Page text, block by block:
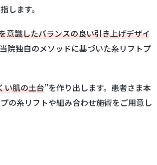
します。
意識したバランスの良い引き上げデザイ
院独自のメソッドに基づいた糸リフトプ
い肌の土台”を作り出します。患者さま本
の糸リフトや組み合わせ施術をご用意し